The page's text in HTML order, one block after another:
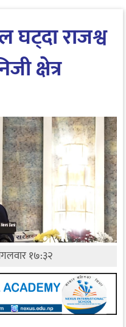
घट्दा राजश्व
क्षेत्र
१७:३२